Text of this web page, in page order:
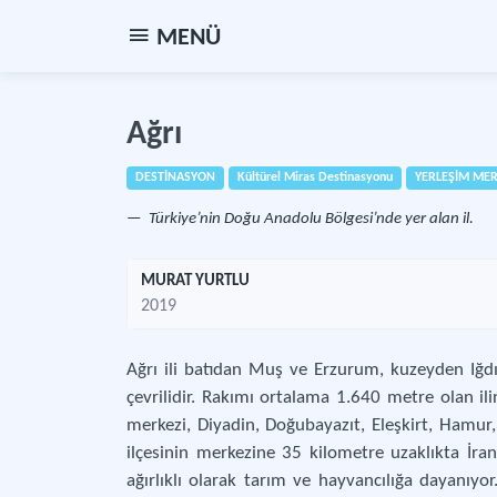
MENÜ
Ağrı
DESTİNASYON Kültürel Miras Destinasyonu YERLEŞİM
Türkiye’nin Doğu Anadolu Bölgesi’nde yer alan il.
MURAT YURTLU
2019
Ağrı ili batıdan Muş ve Erzurum, kuzeyden
çevrilidir. Rakımı ortalama 1.640 metre olan
merkezi, Diyadin, Doğubayazıt, Eleşkirt,
ilçesinin merkezine 35 kilometre uzaklıkta İran
ağırlıklı olarak tarım ve hayvancılığa